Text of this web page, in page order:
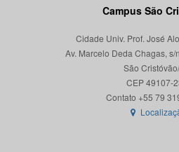
Campus São
Cidade Univ. Prof. José
Av. Marcelo Deda Chagas,
São
CEP 49107-